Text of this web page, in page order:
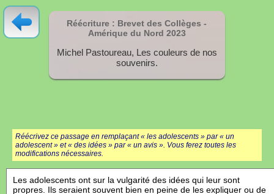
Réécriture : Brevet des Collèges -
Amérique du Nord 2023
Michel Pastoureau, Les couleurs de nos
souvenirs.
Réécrivez ce passage en remplaçant « les adolescents » par « un
adolescent » et « des idées » par « un avis ». Vous ferez toutes les
modifications nécessaires.